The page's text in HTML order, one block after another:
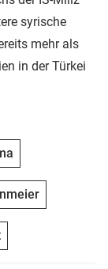
syrische
mehr als
in der Türkei